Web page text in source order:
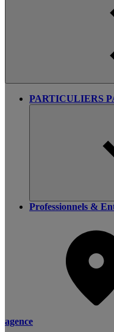
PARTICULIERS
Professionnels &
agence